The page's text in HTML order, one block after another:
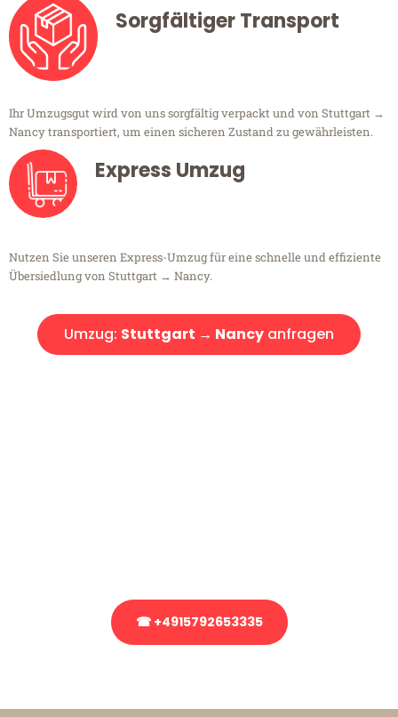
Sorgfältiger Transport
Ihr Umzugsgut wird von uns sorgfältig verpackt und von Stuttgart →
Nancy transportiert, um einen sicheren Zustand zu gewährleisten.
Express Umzug
Nutzen Sie unseren Express-Umzug für eine schnelle und effiziente
Übersiedlung von Stuttgart → Nancy.
Umzug: Stuttgart → Nancy anfragen
☎ +4915792653335